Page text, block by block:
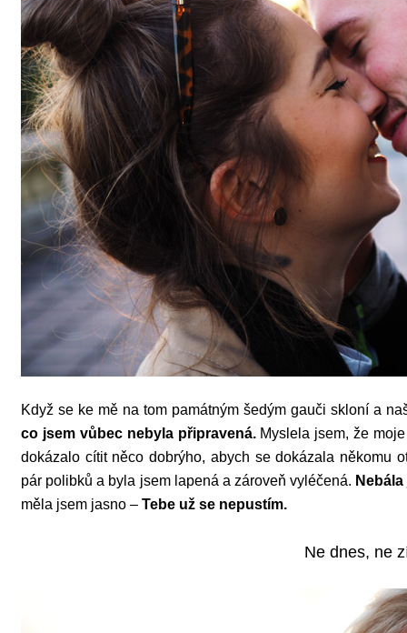
Když se ke mě na tom památným šedým gauči skloní a
co jsem vůbec nebyla připravená.Myslela jsem, že
dokázalo cítit něco dobrýho, abych se dokázala někomu
pár polibků a byla jsem lapená a zároveň vyléčená.
měla jsem jasno – Tebe už se nepustím.
Ne dnes, ne